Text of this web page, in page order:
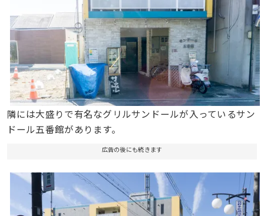
隣には大盛りで有名なグリルサンドールが入っているサン
ドール五番館があります。
広告の後にも続きます